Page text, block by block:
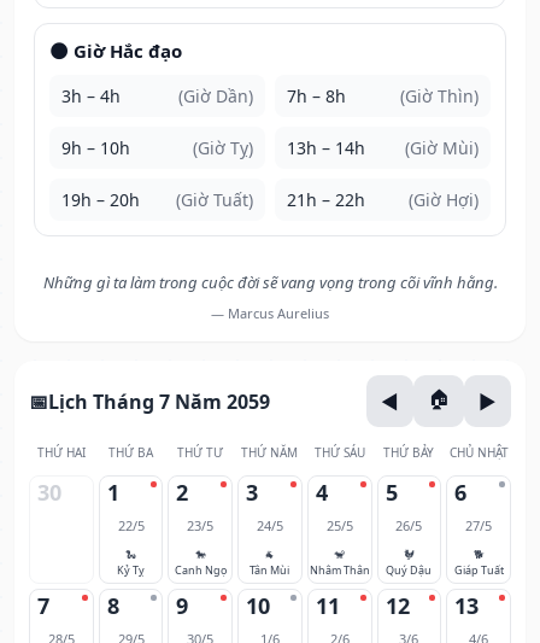
🌑 Giờ Hắc đạo
3h – 4h (Giờ Dần) 7h – 8h (Giờ Thìn)
9h – 10h (Giờ Tỵ) 13h – 14h (Giờ Mùi)
19h – 20h (Giờ Tuất) 21h – 22h (Giờ Hợi)
Những gì ta làm trong cuộc đời sẽ vang vọng trong cõi vĩnh hằng.
— Marcus Aurelius
Lịch Tháng 7 Năm 2059
THỨ HAI THỨ BA THỨ TƯ THỨ NĂM THỨ SÁU THỨ BẢY CHỦ NHẬT
30 1
22/5
🐍
Kỷ Tỵ
2
23/5
🐎
Canh Ngọ
3
24/5
🐐
Tân Mùi
4
25/5
🐒
Nhâm Thân
5
26/5
🐓
Quý Dậu
6
27/5
🐕
Giáp Tuất
7
28/5
8
29/5
9
30/5
10
1/6
11
2/6
12
3/6
13
4/6